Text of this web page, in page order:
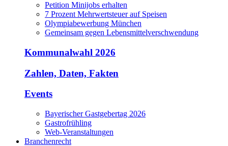
Petition Minijobs erhalten
7 Prozent Mehrwertsteuer auf Speisen
Olympiabewerbung München
Gemeinsam gegen Lebensmittelverschwendung
Kommunalwahl 2026
Zahlen, Daten, Fakten
Events
Bayerischer Gastgebertag 2026
Gastrofrühling
Web-Veranstaltungen
Branchenrecht